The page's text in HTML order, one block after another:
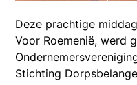
Deze prachtige
Voor Roemenië, werd
Stichting